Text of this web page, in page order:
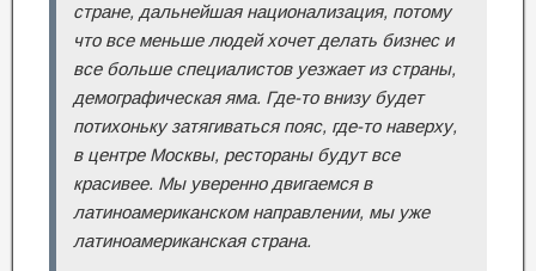
стране, дальнейшая национализация, потому
что все меньше людей хочет делать бизнес и
все больше специалистов уезжает из страны,
демографическая яма. Где-то внизу будет
потихоньку затягиваться пояс, где-то наверху,
в центре Москвы, рестораны будут все
красивее. Мы уверенно двигаемся в
латиноамериканском направлении, мы уже
латиноамериканская страна.